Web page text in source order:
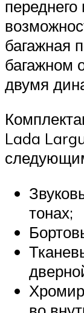
багажная
багажном
двумя
Lada
тонах;